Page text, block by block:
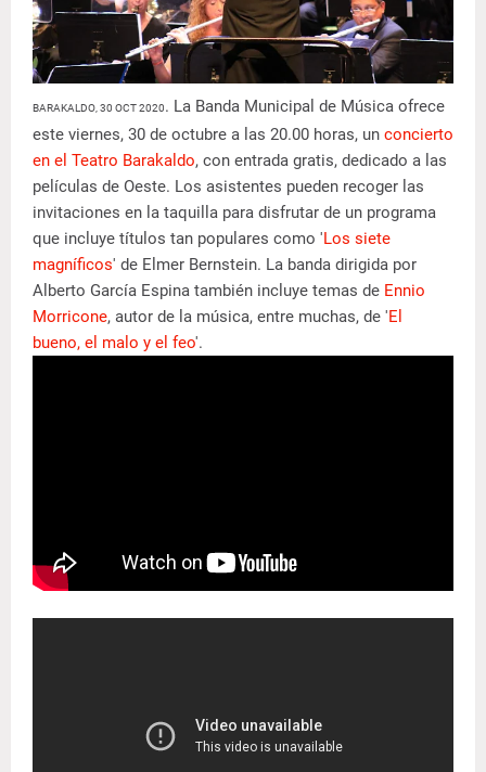
BARAKALDO, 30 OCT 2020. La Banda Municipal de Música ofrece
este viernes, 30 de octubre a las 20.00 horas, un concierto
en el Teatro Barakaldo, con entrada gratis, dedicado a las
películas de Oeste. Los asistentes pueden recoger las
invitaciones en la taquilla para disfrutar de un programa
que incluye títulos tan populares como 'Los siete
magníficos' de Elmer Bernstein. La banda dirigida por
Alberto García Espina también incluye temas de Ennio
Morricone, autor de la música, entre muchas, de 'El
bueno, el malo y el feo'.